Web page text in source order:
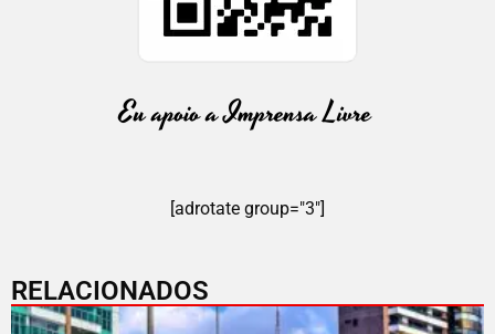
[adrotate group="3"]
RELACIONADOS